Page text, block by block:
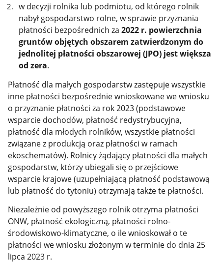
w decyzji rolnika lub podmiotu, od którego rolnik
nabył gospodarstwo rolne, w sprawie przyznania
płatności bezpośrednich za2022 r. powierzchnia
gruntów objętych obszarem zatwierdzonym do
jednolitej płatności obszarowej (JPO) jest większa
od zera.
Płatność dla małych gospodarstw zastępuje wszystkie
inne płatności bezpośrednie wnioskowane we wniosku
o przyznanie płatności za rok 2023 (podstawowe
wsparcie dochodów, płatność redystrybucyjna,
płatność dla młodych rolników, wszystkie płatności
związane z produkcją oraz płatności w ramach
ekoschematów). Rolnicy żądający płatności dla małych
gospodarstw, którzy ubiegali się o przejściowe
wsparcie krajowe (uzupełniającą płatność podstawową
lub płatność do tytoniu) otrzymają także te płatności.
Niezależnie od powyższego rolnik otrzyma płatności
ONW, płatność ekologiczną, płatności rolno-
środowiskowo-klimatyczne, o ile wnioskował o te
płatności we wniosku złożonym w terminie do dnia 25
lipca 2023 r.